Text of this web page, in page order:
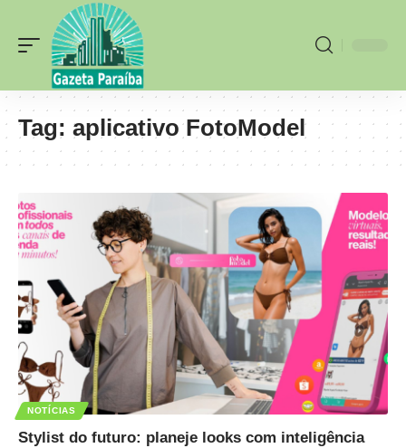
Tag: aplicativo FotoModel
NOTÍCIAS
Stylist do futuro: planeje looks com inteligência